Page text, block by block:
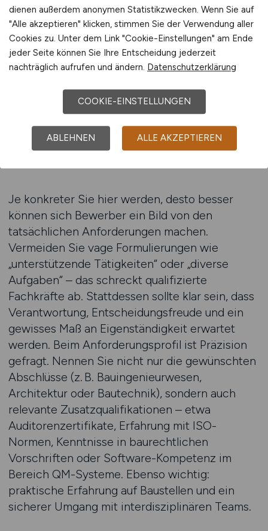
– Durchführung von Baustellenbegehungen und
Qualitätsaudits
– Dokumentation von Prüfprozessen, Mängeln
und Abweichungen
– Abstimmung mit Bauleitung,
Nachunternehmern und externen Prüfern
– Sicherstellung der Einhaltung gesetzlicher
Vorgaben und Normen
– Mitarbeit an kontinuierlicher
Prozessverbesserung
Je konkreter Sie hier werden, desto besser
können sich Bewerber ein Bild von den
tatsächlichen Anforderungen machen.
Vermeiden Sie vage Formulierungen wie
„unterstützende Tätigkeiten“ oder „diverse
Aufgaben“ – das schreckt qualifizierte
Fachkräfte ab. Stattdessen sollte klar sein, dass
Verantwortung, Entscheidungsfreude und ein
gewisses Maß an Eigenständigkeit erwartet
werden. Beim Anforderungsprofil ist Präzision
gefragt. Nennen Sie nicht nur die gewünschten
Abschlüsse (z. B. Bauingenieurwesen,
Architektur oder Bautechnik), sondern auch
relevante Zusatzqualifikationen – etwa
Auditorenzertifikate, Erfahrung mit ISO-
Normen, Kenntnisse in baurechtlichen
Vorschriften oder Software-Kompetenz im
Bereich QM-Systeme. Ebenso wichtig:
praktische Erfahrung auf Baustellen und ein
sicherer Umgang mit interdisziplinären Teams.
dienen außerdem anonymen Statistikzwecken. Wenn Sie auf
"Alle akzeptieren" klicken, stimmen Sie der Verwendung aller
Cookies zu. Unter dem Link "Cookie-Einstellungen" am Ende
jeder Seite können Sie Ihre Entscheidung jederzeit
nachträglich aufrufen und ändern. Datenschutzerklärung
COOKIE-EINSTELLUNGEN
ABLEHNEN ALLE AKZEPTIEREN